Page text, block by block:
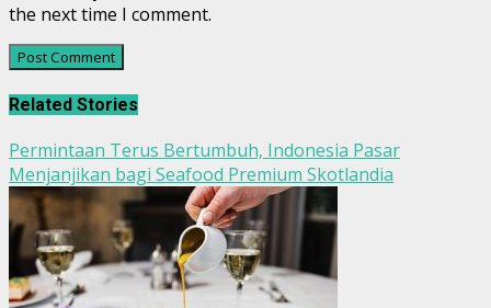
the next time I comment.
Related Stories
Permintaan Terus Bertumbuh, Indonesia Pasar
Menjanjikan bagi Seafood Premium Skotlandia